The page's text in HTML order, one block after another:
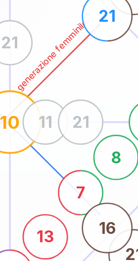
generazione femminile
10
13
7
8
11 21
21
21
16